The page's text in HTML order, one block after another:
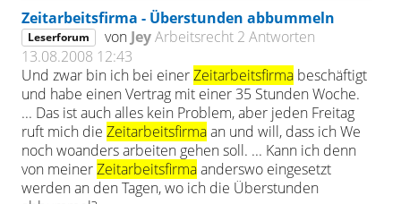
Zeitarbeitsfirma - Überstunden abbummeln
Leserforum von JeyArbeitsrecht 2 Antworten
13.08.2008 12:43
Und zwar bin ich bei einerZeitarbeitsfirma beschäftigt
und habe einen Vertrag mit einer 35 Stunden Woche.
... Das ist auch alles kein Problem, aber jeden Freitag
ruft mich dieZeitarbeitsfirmaan und will, dass ich We
noch woanders arbeiten gehen soll. ... Kann ich denn
von meinerZeitarbeitsfirmaanderswo eingesetzt
werden an den Tagen, wo ich die Überstunden